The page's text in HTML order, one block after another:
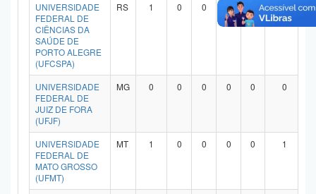
UNIVERSIDADE
FEDERAL DE
CIÊNCIAS DA
SAÚDE DE
PORTO ALEGRE
(UFCSPA)
RS 1 0 0 0 0 1
UNIVERSIDADE
FEDERAL DE
JUIZ DE FORA
(UFJF)
MG 0 0 0 0 0 0
UNIVERSIDADE
FEDERAL DE
MATO GROSSO
(UFMT)
MT 1 0 0 0 0 1